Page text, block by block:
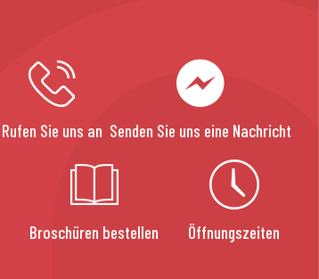
Rufen Sie uns an Senden Sie uns eine Nachricht
Broschüren bestellen Öffnungszeiten